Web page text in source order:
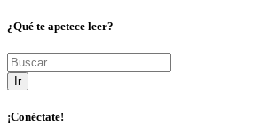
¿Qué te apetece leer?
Ir
¡Conéctate!